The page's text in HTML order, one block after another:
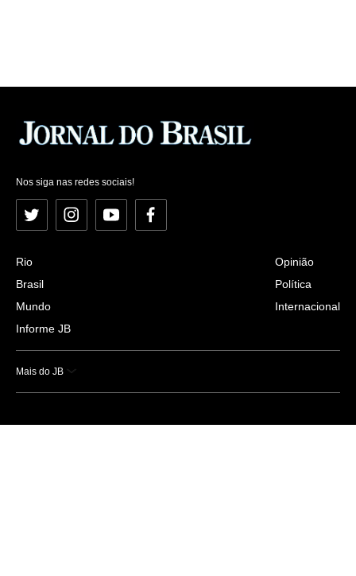
Nos siga nas redes sociais!
Twitter InstagramYouTubeFacebook
Rio
Brasil
Mundo
Informe JB
Opinião
Política
Internacional
Mais do JB
Esportes